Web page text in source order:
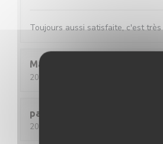
Toujours aussi satisfaite, c'est
Martine
2026-08-02
pascal
2026-07-30